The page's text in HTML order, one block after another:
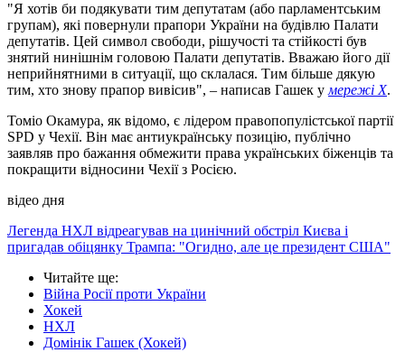
"Я хотів би подякувати тим депутатам (або парламентським
групам), які повернули прапори України на будівлю Палати
депутатів. Цей символ свободи, рішучості та стійкості був
знятий нинішнім головою Палати депутатів. Вважаю його дії
неприйнятними в ситуації, що склалася. Тим більше дякую
тим, хто знову прапор вивісив", – написав Гашек умережі Х.
Томіо Окамура, як відомо, є лідером правопопулістської партії
SPD у Чехії. Він має антиукраїнську позицію, публічно
заявляв про бажання обмежити права українських біженців та
покращити відносини Чехії з Росією.
відео дня
Легенда НХЛ відреагував на цинічний обстріл Києва і
пригадав обіцянку Трампа: "Огидно, але це президент США"
Читайте ще:
Війна Росії проти України
Хокей
НХЛ
Домінік Гашек (Хокей)